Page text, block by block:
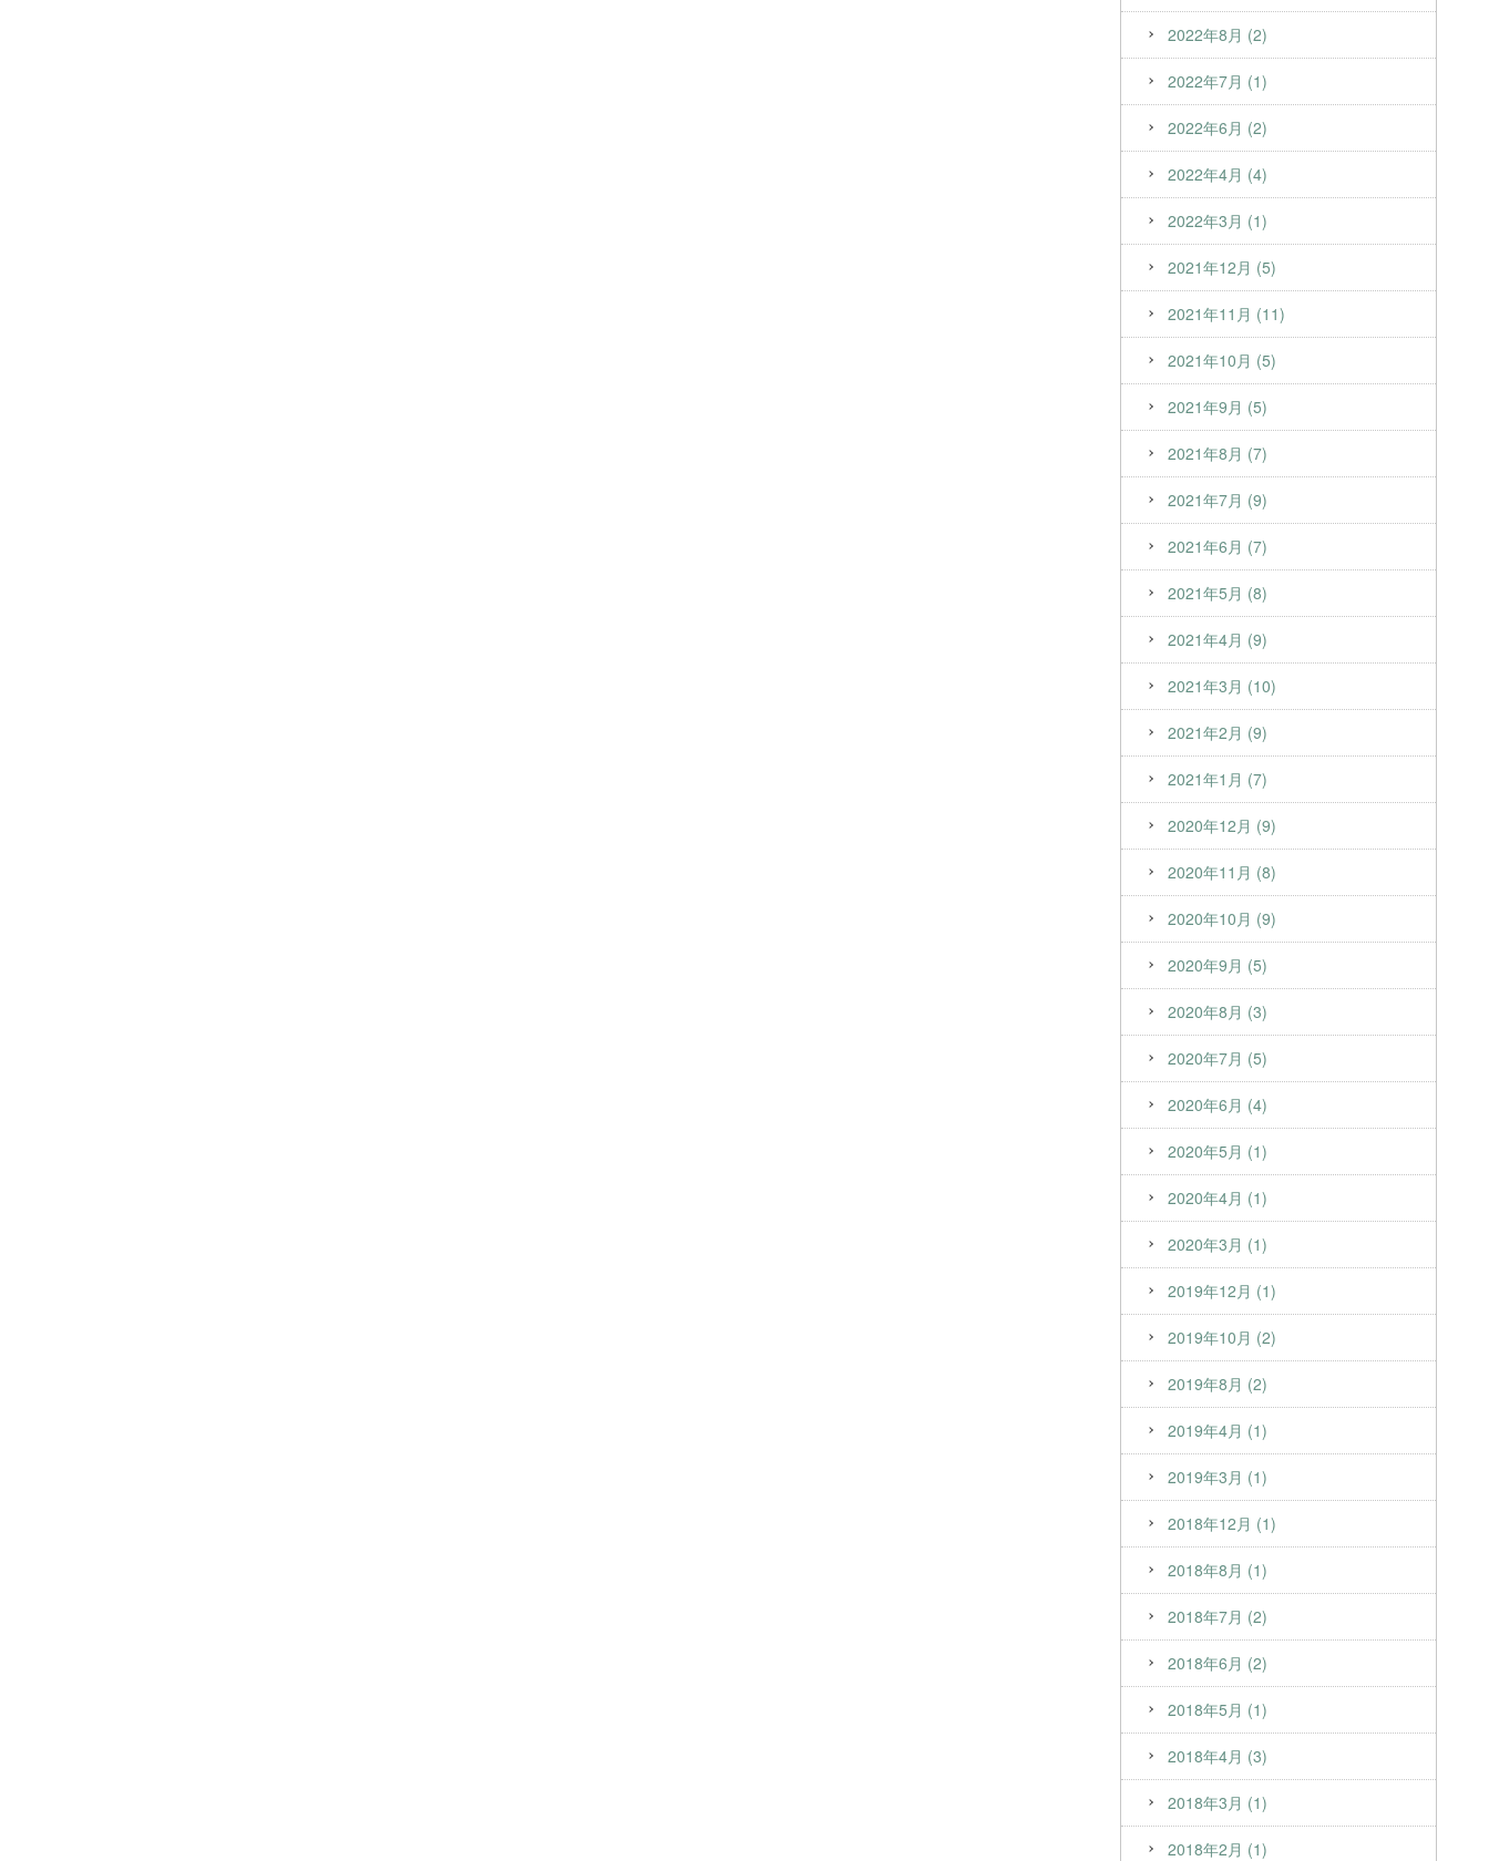
2022年8月 (2)
2022年7月 (1)
2022年6月 (2)
2022年4月 (4)
2022年3月 (1)
2021年12月 (5)
2021年11月 (11)
2021年10月 (5)
2021年9月 (5)
2021年8月 (7)
2021年7月 (9)
2021年6月 (7)
2021年5月 (8)
2021年4月 (9)
2021年3月 (10)
2021年2月 (9)
2021年1月 (7)
2020年12月 (9)
2020年11月 (8)
2020年10月 (9)
2020年9月 (5)
2020年8月 (3)
2020年7月 (5)
2020年6月 (4)
2020年5月 (1)
2020年4月 (1)
2020年3月 (1)
2019年12月 (1)
2019年10月 (2)
2019年8月 (2)
2019年4月 (1)
2019年3月 (1)
2018年12月 (1)
2018年8月 (1)
2018年7月 (2)
2018年6月 (2)
2018年5月 (1)
2018年4月 (3)
2018年3月 (1)
2018年2月 (1)